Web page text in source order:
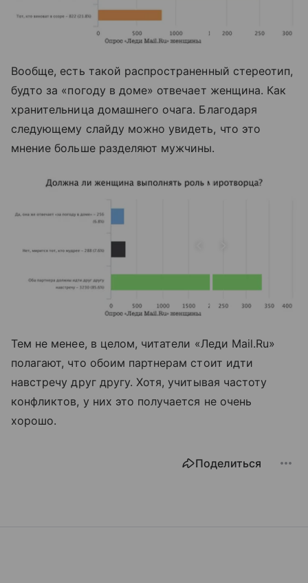
Вообще, есть такой распространенный стереотип,
будто за «погоду в доме» отвечает женщина. Как
хранительница домашнего очага. Благодаря
следующему слайду можно увидеть, что это
мнение больше разделяют мужчины.
Тем не менее, в целом, читатели «Леди Mail.Ru»
полагают, что обоим партнерам стоит идти
навстречу друг другу. Хотя, учитывая частоту
конфликтов, у них это получается не очень
хорошо.
Поделиться